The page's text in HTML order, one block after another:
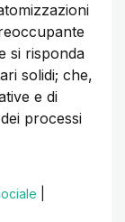
si risponda
solidi; che,
e di
processi